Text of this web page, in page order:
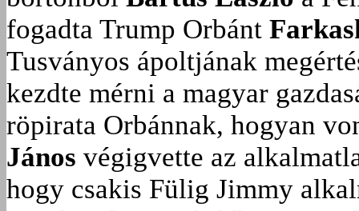
fogadta Trump Orbánt
Tusványos ápoltjának
kezdte mérni a magyar
röpirata Orbánnak, hogyan
János végigvette az
hogy csakis Fülig Jimmy